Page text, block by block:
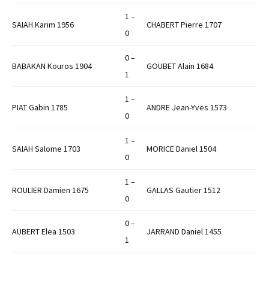
SAIAH Karim 1956
1 –
0
CHABERT Pierre 1707
BABAKAN Kouros 1904
0 –
1
GOUBET Alain 1684
PIAT Gabin 1785
1 –
0
ANDRE Jean-Yves 1573
SAIAH Salome 1703
1 –
0
MORICE Daniel 1504
ROULIER Damien 1675
1 –
0
GALLAS Gautier 1512
AUBERT Elea 1503
0 –
1
JARRAND Daniel 1455